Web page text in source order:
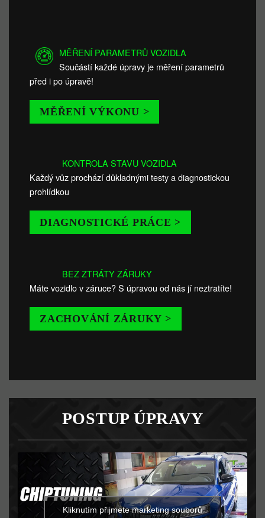
MĚŘENÍ PARAMETRŮ VOZIDLA
Součástí každé úpravy je měření parametrů
před i po úpravě!
MĚŘENÍ VÝKONU >
KONTROLA STAVU VOZIDLA
Každý vůz prochází důkladnými testy a diagnostickou
prohlídkou
DIAGNOSTICKÉ PRÁCE >
BEZ ZTRÁTY ZÁRUKY
Máte vozidlo v záruce? S úpravou od nás jí neztratíte!
ZACHOVÁNÍ ZÁRUKY >
POSTUP ÚPRAVY
Kliknutím přijmete marketing souborů